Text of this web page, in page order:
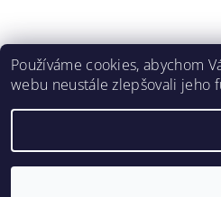
Používáme cookies, abychom
webu neustále zlepšovali jeho